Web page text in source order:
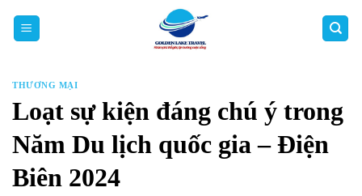
THƯƠNG MẠI
Loạt sự kiện đáng chú ý trong
Năm Du lịch quốc gia – Điện
Biên 2024